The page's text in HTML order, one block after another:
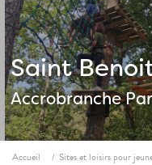
Saint
Accrobranche
Fil d'ariane
Accueil Sites et loisirs pour